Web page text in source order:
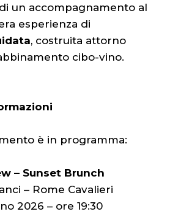
un accompagnamento al
esperienza di
, costruita attorno
cibo-vino.
è in programma:
– Sunset Brunch
– Rome Cavalieri
2026 – ore 19:30